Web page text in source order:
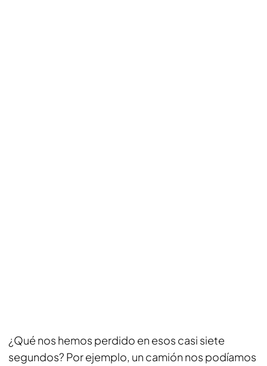
¿Qué nos hemos perdido en esos casi siete
segundos? Por ejemplo, un camión nos podíamos